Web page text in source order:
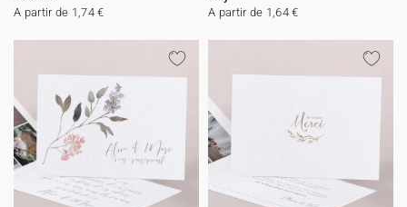
A partir de 1,74 €
A partir de 1,64 €